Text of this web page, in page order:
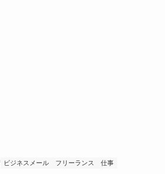
ビジネスメール フリーランス 仕事